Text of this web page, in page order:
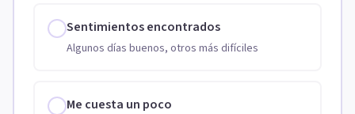
Sentimientos encontrados
Algunos días buenos, otros más difíciles
Me cuesta un poco